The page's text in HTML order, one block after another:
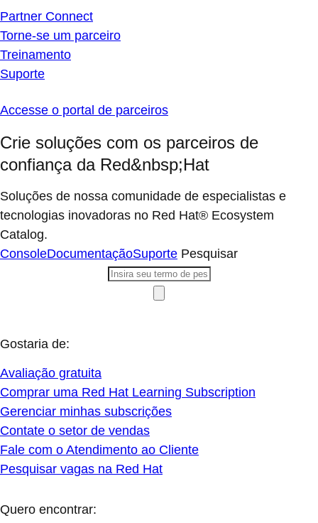
Partner Connect
Torne-se um parceiro
Treinamento
Suporte
Accesse o portal de parceiros
Crie soluções com os parceiros de
confiança da Red&nbsp;Hat
Soluções de nossa comunidade de especialistas e
tecnologias inovadoras no Red Hat® Ecosystem
Catalog.
ConsoleDocumentaçãoSuporte Pesquisar
Gostaria de:
Avaliação gratuita
Comprar uma Red Hat Learning Subscription
Gerenciar minhas subscrições
Contate o setor de vendas
Fale com o Atendimento ao Cliente
Pesquisar vagas na Red Hat
Quero encontrar: